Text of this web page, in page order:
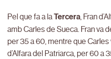
Pel que fa a laTercera, Fran
amb Carles de Sueca. Fran va
per 35 a 60, mentre que
d’Alfara del Patriarca, per 60 a